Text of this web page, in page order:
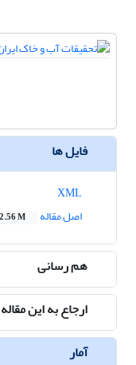
فایل ها
اصل مقاله
2.56 M
هم رسانی
ارجاع به این مقاله
آمار